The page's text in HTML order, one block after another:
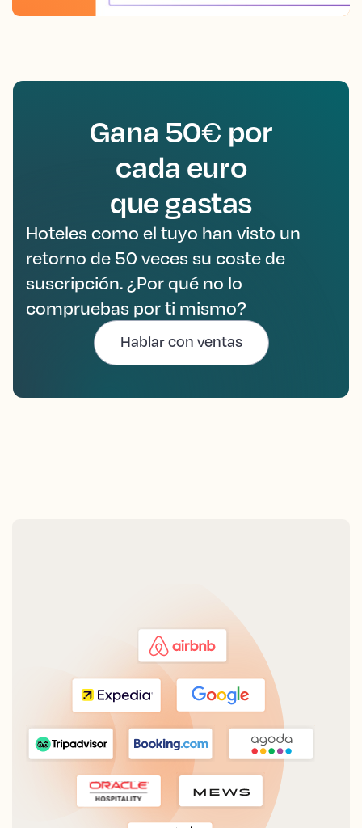
Gana 50€ por
cada euro
que gastas
Hoteles como el tuyo han visto un
retorno de 50 veces su coste de
suscripción. ¿Por qué no lo
compruebas por ti mismo?
Hablar con ventas